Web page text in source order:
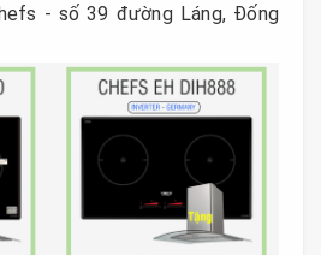
- số 39 đường Láng, Đống